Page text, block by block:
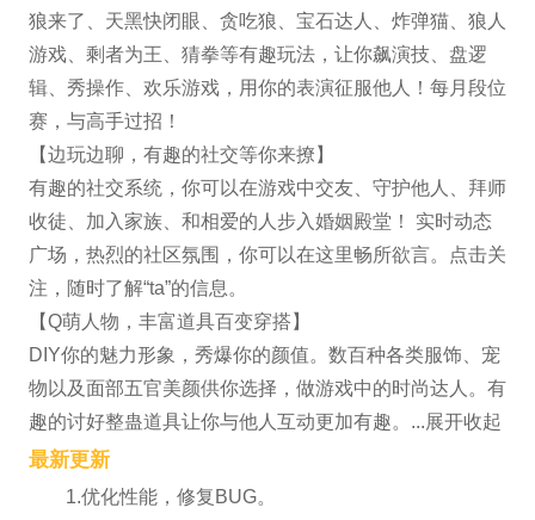
狼来了、天黑快闭眼、贪吃狼、宝石达人、炸弹猫、狼人
游戏、剩者为王、猜拳等有趣玩法，让你飙演技、盘逻
辑、秀操作、欢乐游戏，用你的表演征服他人！每月段位
赛，与高手过招！
【边玩边聊，有趣的社交等你来撩】
有趣的社交系统，你可以在游戏中交友、守护他人、拜师
收徒、加入家族、和相爱的人步入婚姻殿堂！ 实时动态
广场，热烈的社区氛围，你可以在这里畅所欲言。点击关
注，随时了解“ta”的信息。
【Q萌人物，丰富道具百变穿搭】
DIY你的魅力形象，秀爆你的颜值。数百种各类服饰、宠
物以及面部五官美颜供你选择，做游戏中的时尚达人。有
趣的讨好整蛊道具让你与他人互动更加有趣。...展开收起
最新更新
1.优化性能，修复BUG。